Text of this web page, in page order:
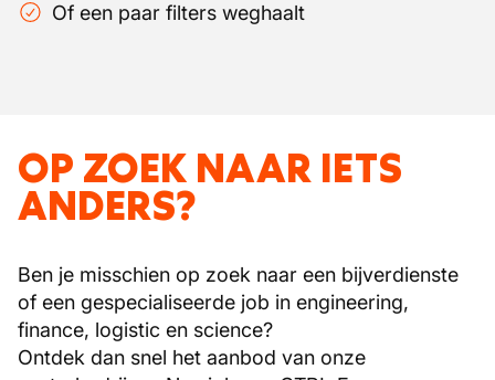
Of een paar filters weghaalt
OP ZOEK NAAR IETS
ANDERS?
Ben je misschien op zoek naar een bijverdienste
of een gespecialiseerde job in engineering,
finance, logistic en science?
Ontdek dan snel het aanbod van onze